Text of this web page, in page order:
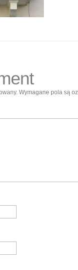
Wymagane pola są